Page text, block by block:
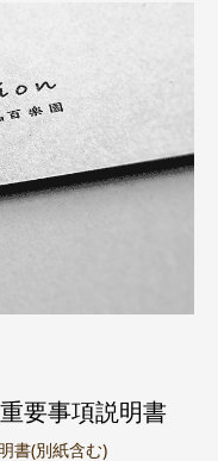
要事項説明書
書(別紙含む)